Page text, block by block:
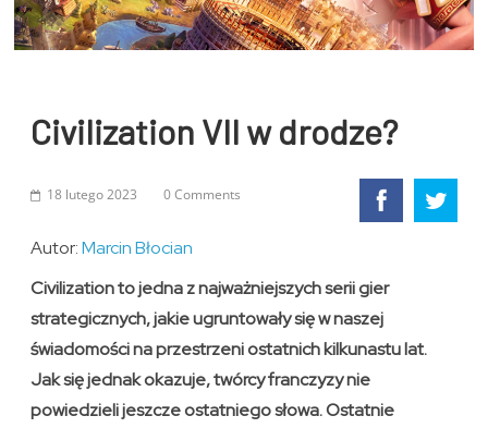
Civilization VII w drodze?
18 lutego 2023 0 Comments
Autor:Marcin Błocian
Civilization to jedna z najważniejszych serii gier
strategicznych, jakie ugruntowały się w naszej
świadomości na przestrzeni ostatnich kilkunastu lat.
Jak się jednak okazuje, twórcy franczyzy nie
powiedzieli jeszcze ostatniego słowa. Ostatnie